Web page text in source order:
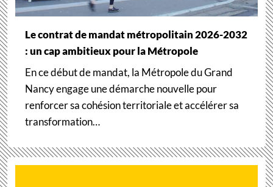
Le contrat de mandat métropolitain 2026-2032
: un cap ambitieux pour la Métropole
En ce début de mandat, la Métropole du Grand
Nancy engage une démarche nouvelle pour
renforcer sa cohésion territoriale et accélérer sa
transformation…